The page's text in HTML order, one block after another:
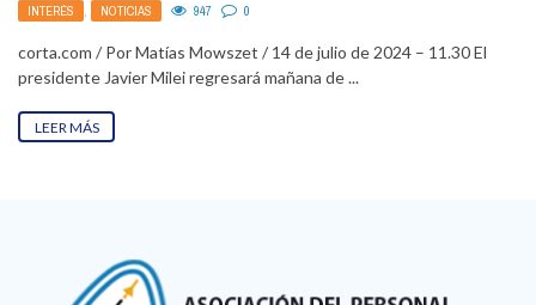
INTERÉS , NOTICIAS 947 0
corta.com / Por Matías Mowszet / 14 de julio de 2024 – 11.30 El
presidente Javier Milei regresará mañana de ...
LEER MÁS